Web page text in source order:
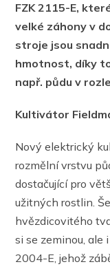
FZK 2115-E,
velké záhony v
stroje jsou
hmotnost, díky
např. půdu v
Kultivátor
Nový elektrický
rozmělní vrstvu
dostačující pro
užitných rostlin.
hvězdicovitého
si se zeminou, ale
2004-E, jehož